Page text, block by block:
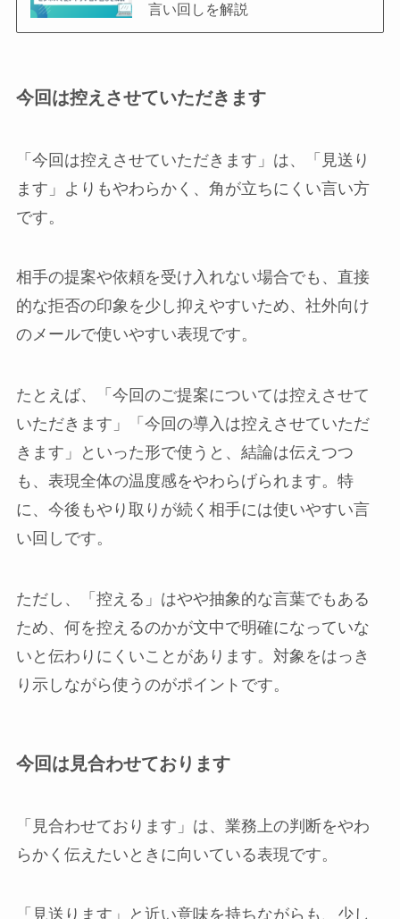
言い回しを解説
今回は控えさせていただきます
「今回は控えさせていただきます」は、「見送り
ます」よりもやわらかく、角が立ちにくい言い方
です。
相手の提案や依頼を受け入れない場合でも、直接
的な拒否の印象を少し抑えやすいため、社外向け
のメールで使いやすい表現です。
たとえば、「今回のご提案については控えさせて
いただきます」「今回の導入は控えさせていただ
きます」といった形で使うと、結論は伝えつつ
も、表現全体の温度感をやわらげられます。特
に、今後もやり取りが続く相手には使いやすい言
い回しです。
ただし、「控える」はやや抽象的な言葉でもある
ため、何を控えるのかが文中で明確になっていな
いと伝わりにくいことがあります。対象をはっき
り示しながら使うのがポイントです。
今回は見合わせております
「見合わせております」は、業務上の判断をやわ
らかく伝えたいときに向いている表現です。
「見送ります」と近い意味を持ちながらも、少し